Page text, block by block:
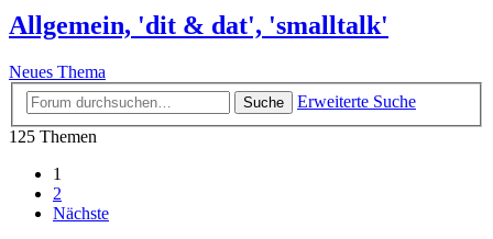
Allgemein, 'dit & dat', 'smalltalk'
Neues Thema
Suche
Erweiterte Suche
125 Themen
1
2
Nächste